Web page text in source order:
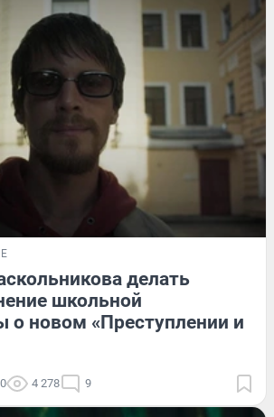
делать
школьной
о новом «Преступлении и
4 278 9